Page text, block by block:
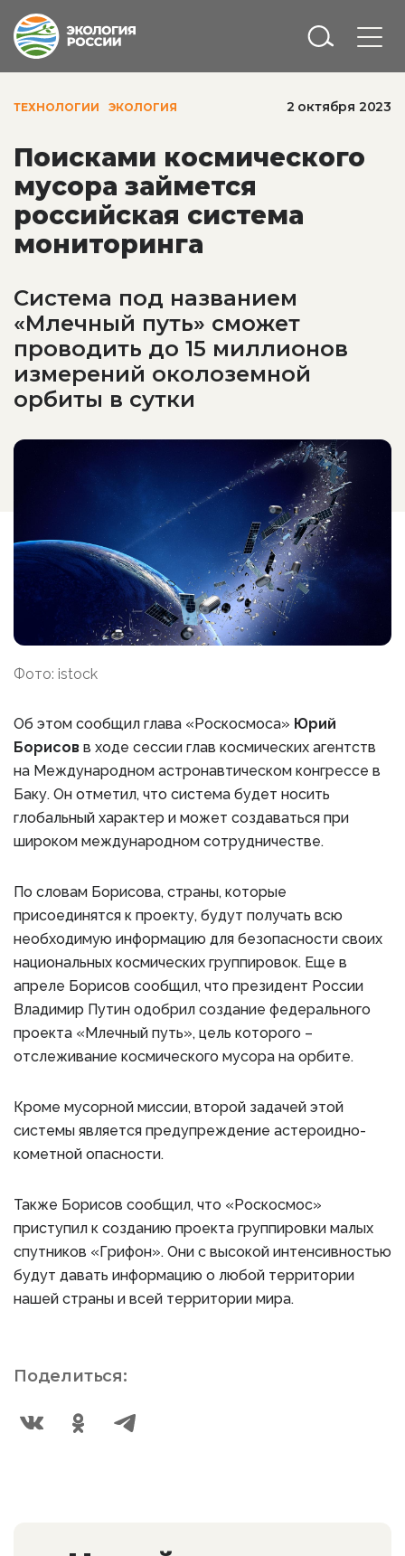
ТЕХНОЛОГИИ ЭКОЛОГИЯ 2 октября 2023
Поисками космического
мусора займется
российская система
мониторинга
Система под названием
«Млечный путь» сможет
проводить до 15 миллионов
измерений околоземной
орбиты в сутки
Фото: istock
Об этом сообщил глава «Роскосмоса» Юрий
Борисов в ходе сессии глав космических агентств
на Международном астронавтическом конгрессе в
Баку. Он отметил, что система будет носить
глобальный характер и может создаваться при
широком международном сотрудничестве.
По словам Борисова, страны, которые
присоединятся к проекту, будут получать всю
необходимую информацию для безопасности своих
национальных космических группировок. Еще в
апреле Борисов сообщил, что президент России
Владимир Путин одобрил создание федерального
проекта «Млечный путь», цель которого –
отслеживание космического мусора на орбите.
Кроме мусорной миссии, второй задачей этой
системы является предупреждение астероидно-
кометной опасности.
Также Борисов сообщил, что «Роскосмос»
приступил к созданию проекта группировки малых
спутников «Грифон». Они с высокой интенсивностью
будут давать информацию о любой территории
нашей страны и всей территории мира.
Поделиться: